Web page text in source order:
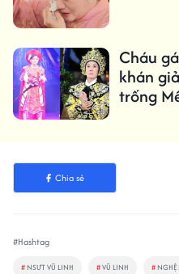
Cháu
khán
trống
Chia sẻ
#Hashtag
# NSƯT VŨ LINH #VŨ LINH # NGHỆ